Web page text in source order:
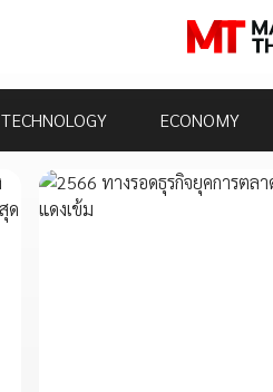
TECHNOLOGY ECONOMY